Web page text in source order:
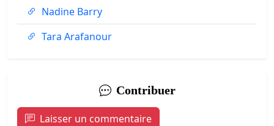
Nadine Barry
Tara Arafanour
Contribuer
Laisser un commentaire